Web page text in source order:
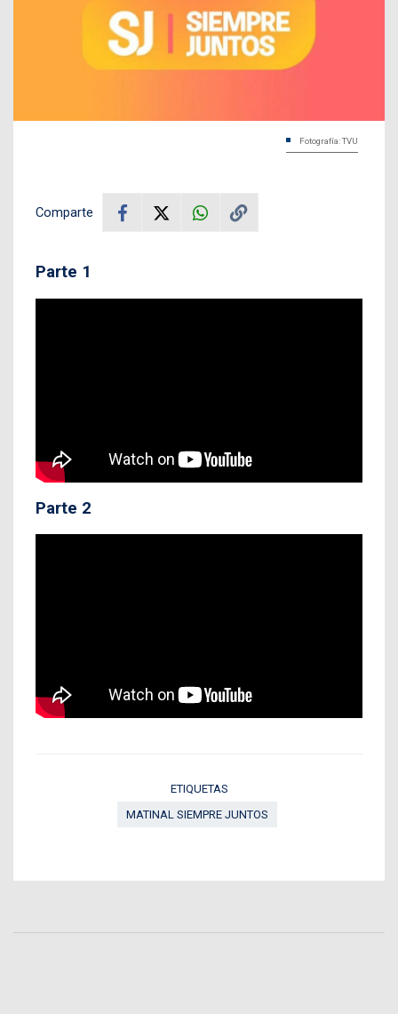
Fotografía: TVU
Comparte
Parte 1
Parte 2
ETIQUETAS
MATINAL SIEMPRE JUNTOS